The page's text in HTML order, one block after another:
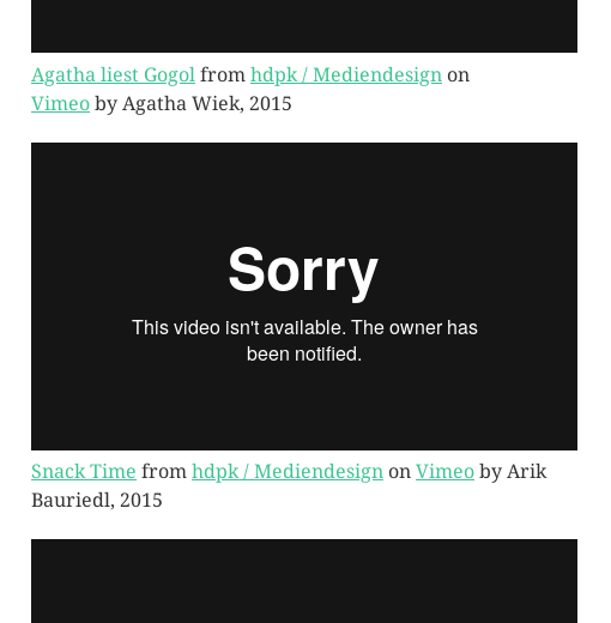
Agatha liest Gogol from hdpk / Mediendesign on
Vimeo by Agatha Wiek, 2015
Snack Time from hdpk / Mediendesign on Vimeo by Arik
Bauriedl, 2015